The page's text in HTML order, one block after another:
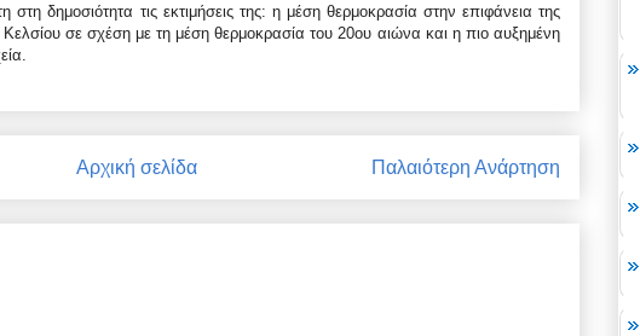
δημοσιότητα τις εκτιμήσεις της: η μέση θερμοκρασία στην επιφάνεια της
σε σχέση με τη μέση θερμοκρασία του 20ου αιώνα και η πιο αυξημένη
Παλαιότερη Ανάρτηση
Αρχική σελίδα